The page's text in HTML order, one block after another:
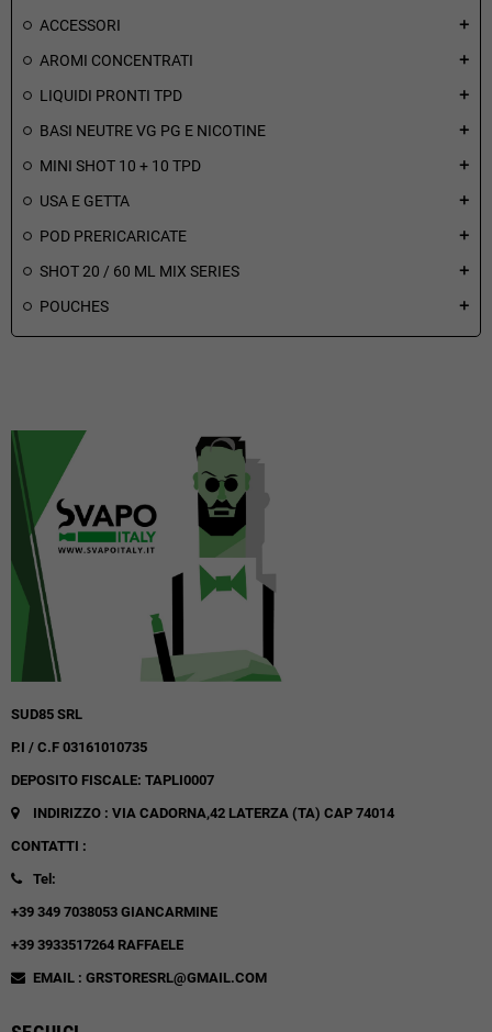
ACCESSORI add
AROMI CONCENTRATI add
LIQUIDI PRONTI TPD add
BASI NEUTRE VG PG E NICOTINE add
MINI SHOT 10 + 10 TPD add
USA E GETTA add
POD PRERICARICATE add
SHOT 20 / 60 ML MIX SERIES add
POUCHES add
SUD85 SRL
P.I / C.F 03161010735
DEPOSITO FISCALE: TAPLI0007
INDIRIZZO : VIA CADORNA,42 LATERZA (TA) CAP 74014
CONTATTI :
Tel:
+39 349 7038053 GIANCARMINE
+39 3933517264 RAFFAELE
EMAIL : GRSTORESRL@GMAIL.COM